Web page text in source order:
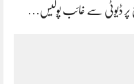
پر ڈیوٹی سے غائب پولیس…